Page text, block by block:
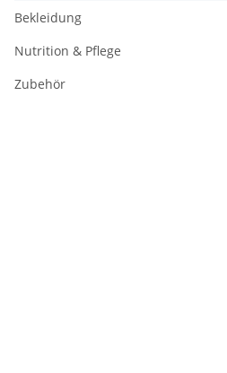
Bekleidung
Nutrition & Pflege
Zubehör